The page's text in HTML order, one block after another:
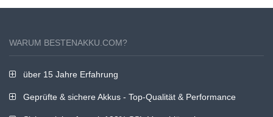
WARUM BESTENAKKU.COM?
über 15 Jahre Erfahrung
Geprüfte & sichere Akkus - Top-Qualität & Performance